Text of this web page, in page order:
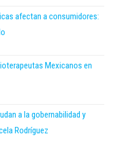
afectan a consumidores:
Mexicanos en
a la gobernabilidad y
Rodríguez